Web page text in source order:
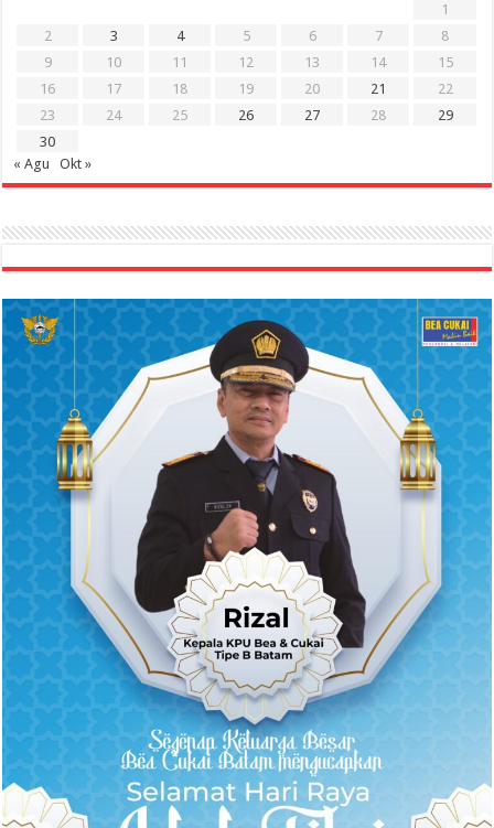
1
2
3 4 5 6 7
8
9
10 11 12 13 14
15
16
17 18 19 20 21
22
23
24 25 26 27 28
29
30
« Agu
Okt »